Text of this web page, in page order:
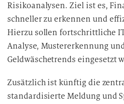
Risikoanalysen. Ziel ist es,
schneller zu erkennen und
Hierzu sollen fortschrittliche
Analyse, Mustererkennung
Geldwäschetrends eingesetzt
Zusätzlich ist künftig die
standardisierte Meldung und